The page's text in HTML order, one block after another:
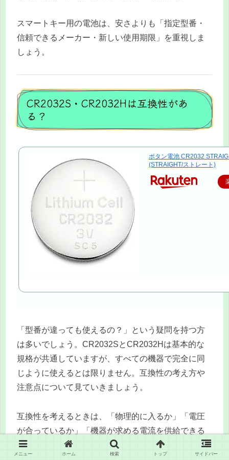
スマートキー用の電池は、安さよりも「指定型番・
信頼できるメーカー・新しい使用期限」を重視しま
しょう。
CR2032S・CR2032Hは互換性があ
る？
ボタン電池 CR2032
(STRAIGHT/ストレート)
「型番が違っても使えるの？」という疑問を持つ方
は多いでしょう。CR2032SとCR2032Hは基本的な
規格が共通していますが、すべての機器で完全に同
じように使えるとは限りません。互換性の考え方や
注意点について見ていきましょう。
互換性を考えるときは、「物理的に入るか」「電圧
が合っているか」「機器が求める電流を供給できる
か」の3つに分けて考えるとわかりやすいです。
メニュー ホーム 検索 トップ サイドバー